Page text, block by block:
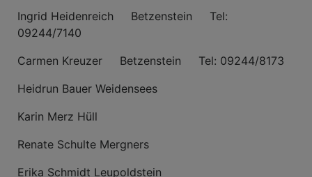
Ingrid Heidenreich Betzenstein Tel:
09244/7140
Carmen Kreuzer Betzenstein Tel: 09244/8173
Heidrun Bauer Weidensees
Karin Merz Hüll
Renate Schulte Mergners
Erika Schmidt Leupoldstein